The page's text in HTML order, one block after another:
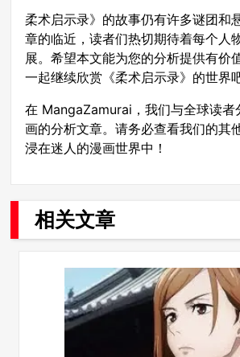
柔术启示录》的故事仍有许多谜团和
章的临近，读者们热切期待着每个人
展。希望本文能为您的分析提供有价
一起继续欣赏《柔术启示录》的世界
在 MangaZamurai，我们与全球读者
画的分析文章。请务必查看我们的其
浸在迷人的漫画世界中！
相关文章